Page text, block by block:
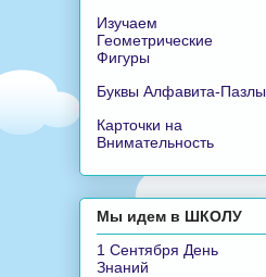
Изучаем
Геометрические
Фигуры
Буквы Алфавита-Пазлы
Карточки на
Внимательность
Мы идем в ШКОЛУ
1 Сентября День
Знаний